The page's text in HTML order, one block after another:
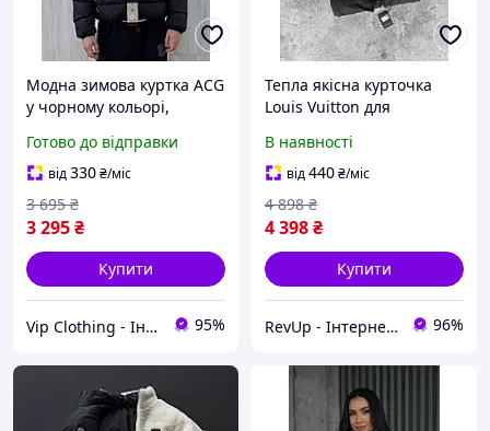
Модна зимова куртка ACG
у чорному кольорі,
курточки ACG для
чоловіків, Якісний
пуховик із капюшоном
Готово до відправки
від330₴/міс
3 295₴
3 695 ₴
Купити
Vip Clothing - Інтернет магазин брендового одягу 95%
Тепла якісна курточка
Louis Vuitton для
утеплений пуховик Луї
Віттон із капюшоном,
Молодіжні курточки
В наявності
від440₴/міс
4 398₴
4 898 ₴
Купити
RevUp - Інтернет магазин стильних товарів 96%